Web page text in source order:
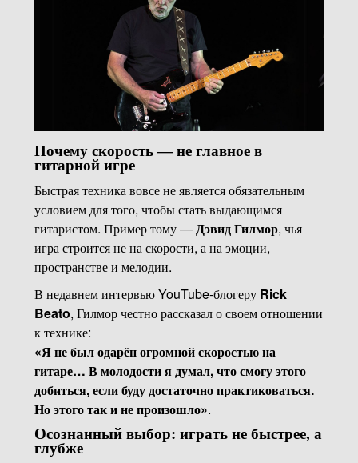
Почему скорость — не главное в
гитарной игре
Быстрая техника вовсе не является обязательным
условием для того, чтобы стать выдающимся
гитаристом. Пример тому —Дэвид Гилмор, чья
игра строится не на скорости, а на эмоции,
пространстве и мелодии.
В недавнем интервью YouTube-блогеру Rick
Beato, Гилмор честно рассказал о своем отношении
к технике:
«Я не был одарён огромной скоростью на
гитаре… В молодости я думал, что смогу этого
добиться, если буду достаточно практиковаться.
Но этого так и не произошло».
Осознанный выбор: играть не быстрее, а
глубже